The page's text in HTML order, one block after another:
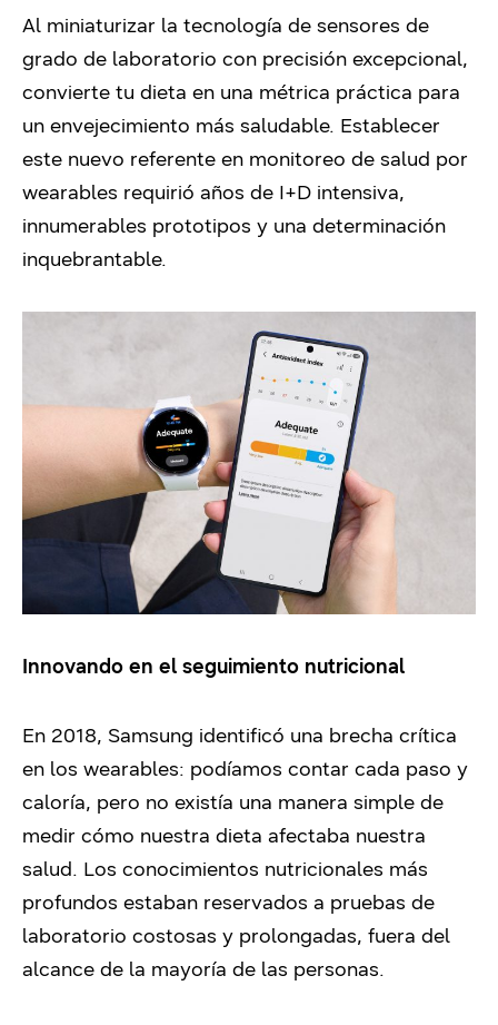
Al miniaturizar la tecnología de sensores de
grado de laboratorio con precisión excepcional,
convierte tu dieta en una métrica práctica para
un envejecimiento más saludable. Establecer
este nuevo referente en monitoreo de salud por
wearables requirió años de I+D intensiva,
innumerables prototipos y una determinación
inquebrantable.
Innovando en el seguimiento nutricional
En 2018, Samsung identificó una brecha crítica
en los wearables: podíamos contar cada paso y
caloría, pero no existía una manera simple de
medir cómo nuestra dieta afectaba nuestra
salud. Los conocimientos nutricionales más
profundos estaban reservados a pruebas de
laboratorio costosas y prolongadas, fuera del
alcance de la mayoría de las personas.